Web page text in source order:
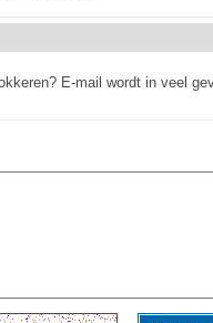
E-mail wordt in veel